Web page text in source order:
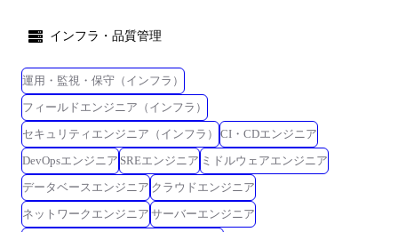
インフラ・品質管理
運用・監視・保守（インフラ）
フィールドエンジニア（インフラ）
セキュリティエンジニア（インフラ）
CI・CDエンジニア
DevOpsエンジニア SREエンジニア ミドルウェアエンジニア
データベースエンジニア クラウドエンジニア
ネットワークエンジニア サーバーエンジニア